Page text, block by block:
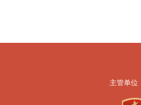
主管单位